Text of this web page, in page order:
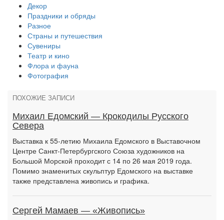
Декор
Праздники и обряды
Разное
Страны и путешествия
Сувениры
Театр и кино
Флора и фауна
Фотография
ПОХОЖИЕ ЗАПИСИ
Михаил Едомский — Крокодилы Русского
Севера
Выставка к 55-летию Михаила Едомского в Выставочном
Центре Санкт-Петербургского Союза художников на
Большой Морской проходит с 14 по 26 мая 2019 года.
Помимо знаменитых скульптур Едомского на выставке
также представлена живопись и графика.
Сергей Мамаев — «Живопись»